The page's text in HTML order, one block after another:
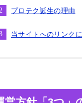
プロテク誕生の理由
当サイトへのリンク